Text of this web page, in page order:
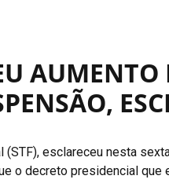
esclareceu nesta
o decreto presidencial